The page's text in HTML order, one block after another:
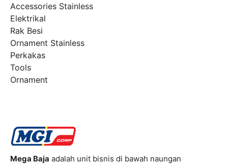
Accessories Stainless
Elektrikal
Rak Besi
Ornament Stainless
Perkakas
Tools
Ornament
Mega Baja adalah unit bisnis di bawah naungan